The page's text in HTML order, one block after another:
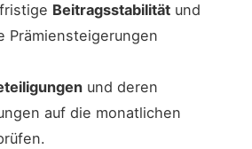
Beitragsstabilitätund
Prämiensteigerungen
und deren
auf die monatlichen